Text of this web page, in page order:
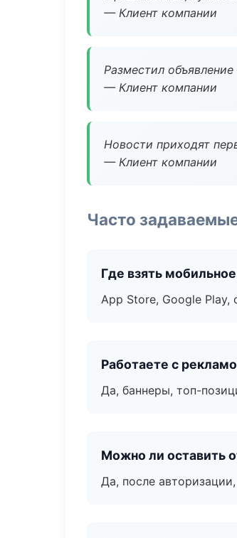
— Клиент компании
Разместил
— Клиент компании
Новости приходят
— Клиент компании
Часто
Где взять
App Store, Google Play,
Работаете с
Да, баннеры, топ-
Можно ли оставить
Да, после